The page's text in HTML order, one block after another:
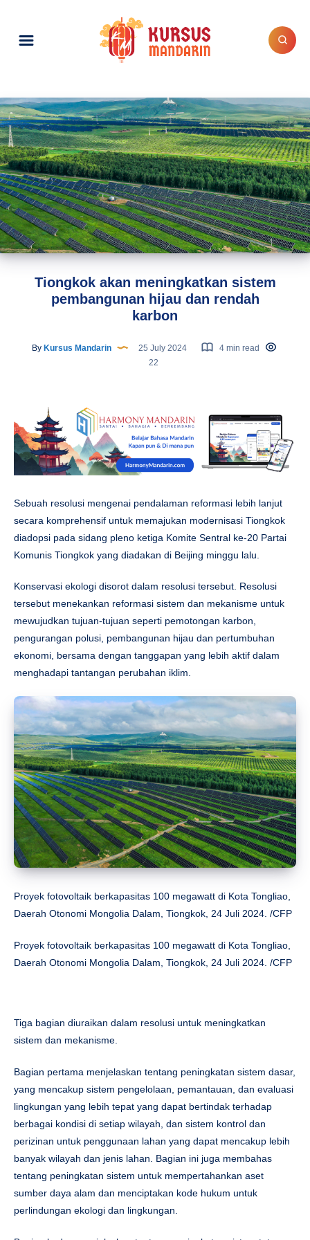
Tiongkok akan meningkatkan sistem
pembangunan hijau dan rendah
karbon
By Kursus Mandarin 25 July 2024
4 min read
22
Sebuah resolusi mengenai pendalaman reformasi lebih lanjut
secara komprehensif untuk memajukan modernisasi Tiongkok
diadopsi pada sidang pleno ketiga Komite Sentral ke-20 Partai
Komunis Tiongkok yang diadakan di Beijing minggu lalu.
Konservasi ekologi disorot dalam resolusi tersebut. Resolusi
tersebut menekankan reformasi sistem dan mekanisme untuk
mewujudkan tujuan-tujuan seperti pemotongan karbon,
pengurangan polusi, pembangunan hijau dan pertumbuhan
ekonomi, bersama dengan tanggapan yang lebih aktif dalam
menghadapi tantangan perubahan iklim.
Proyek fotovoltaik berkapasitas 100 megawatt di Kota Tongliao,
Daerah Otonomi Mongolia Dalam, Tiongkok, 24 Juli 2024. /CFP
Proyek fotovoltaik berkapasitas 100 megawatt di Kota Tongliao,
Daerah Otonomi Mongolia Dalam, Tiongkok, 24 Juli 2024. /CFP
Tiga bagian diuraikan dalam resolusi untuk meningkatkan
sistem dan mekanisme.
Bagian pertama menjelaskan tentang peningkatan sistem dasar,
yang mencakup sistem pengelolaan, pemantauan, dan evaluasi
lingkungan yang lebih tepat yang dapat bertindak terhadap
berbagai kondisi di setiap wilayah, dan sistem kontrol dan
perizinan untuk penggunaan lahan yang dapat mencakup lebih
banyak wilayah dan jenis lahan. Bagian ini juga membahas
tentang peningkatan sistem untuk mempertahankan aset
sumber daya alam dan menciptakan kode hukum untuk
perlindungan ekologi dan lingkungan.